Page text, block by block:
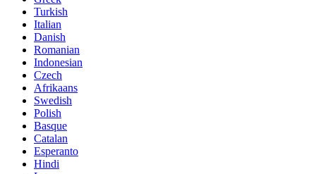
Turkish
Italian
Danish
Romanian
Indonesian
Czech
Afrikaans
Swedish
Polish
Basque
Catalan
Esperanto
Hindi